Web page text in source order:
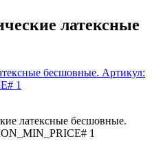
латексные